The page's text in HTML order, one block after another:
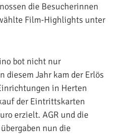
die Besucherinnen
Film-Highlights unter
bot nicht nur
diesem Jahr kam der Erlös
in Herten
der Eintrittskarten
erzielt. AGR und die
nun die